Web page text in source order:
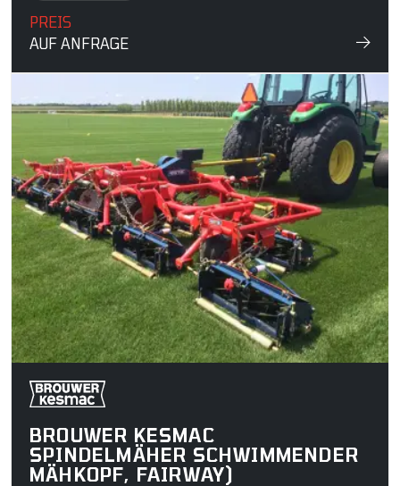
PREIS
AUF ANFRAGE
BROUWER KESMAC
SPINDELMÄHER SCHWIMMENDER
MÄHKOPF, FAIRWAY)